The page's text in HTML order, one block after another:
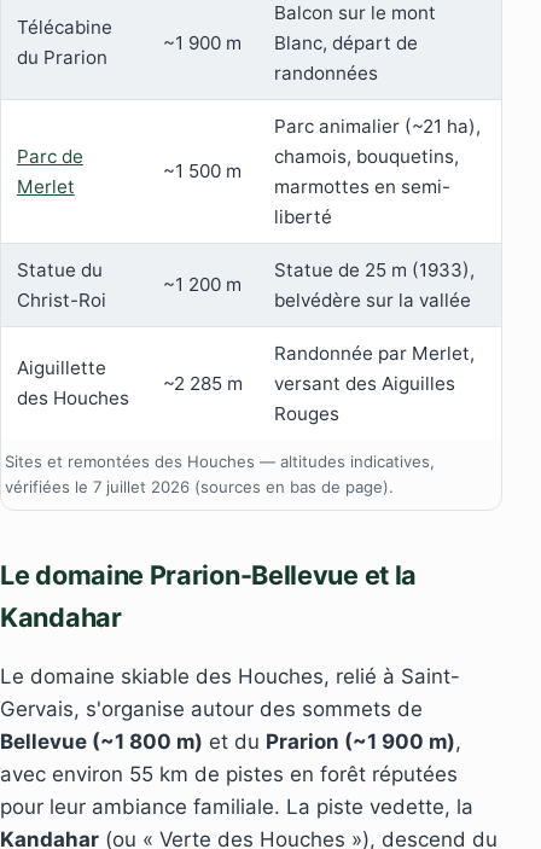
Sites et remontées des Houches — altitudes indicatives,
vérifiées le 7 juillet 2026 (sources en bas de page).
Télécabine
du Prarion
~1 900 m
Balcon sur le mont
Blanc, départ de
randonnées
Parc de
Merlet
~1 500 m
Parc animalier (~21 ha),
chamois, bouquetins,
marmottes en semi-
liberté
Statue du
Christ-Roi
~1 200 m
Statue de 25 m (1933),
belvédère sur la vallée
Aiguillette
des Houches
~2 285 m
Randonnée par Merlet,
versant des Aiguilles
Rouges
Le domaine Prarion-Bellevue et la
Kandahar
Le domaine skiable des Houches, relié à Saint-
Gervais, s'organise autour des sommets de
Bellevue (~1 800 m) et du Prarion (~1 900 m),
avec environ 55 km de pistes en forêt réputées
pour leur ambiance familiale. La piste vedette, la
Kandahar (ou « Verte des Houches »), descend du